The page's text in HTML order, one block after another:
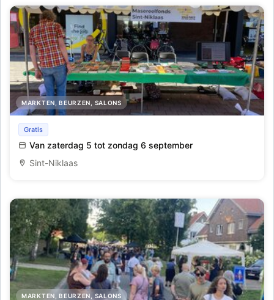
MARKTEN, BEURZEN, SALONS
Vredefeesten - Villa Pace
Gratis
Van zaterdag 5 tot zondag 6 september
Sint-Niklaas
MARKTEN, BEURZEN, SALONS